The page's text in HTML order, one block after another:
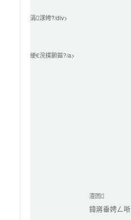
涓浗绔?/div>
绠€浣撲腑鏂?/a>
澶囨
鍏嶈垂娉ㄥ唽